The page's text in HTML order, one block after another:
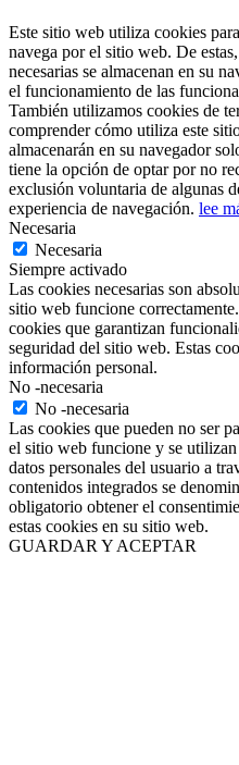
Este sitio web utiliza cookies
navega por el sitio web. De
necesarias se almacenan en su
el funcionamiento de las
También utilizamos cookies de
comprender cómo utiliza este
almacenarán en su navegador
tiene la opción de optar por no
exclusión voluntaria de algunas
experiencia de navegación. lee
Necesaria
Necesaria
Siempre activado
Las cookies necesarias son
sitio web funcione
cookies que garantizan
seguridad del sitio web. Estas
información personal.
No -necesaria
No -necesaria
Las cookies que pueden no ser
el sitio web funcione y se
datos personales del usuario a
contenidos integrados se
obligatorio obtener el
estas cookies en su sitio web.
GUARDAR Y ACEPTAR